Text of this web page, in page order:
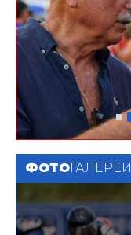
ФОТОГАЛЕРЕИ